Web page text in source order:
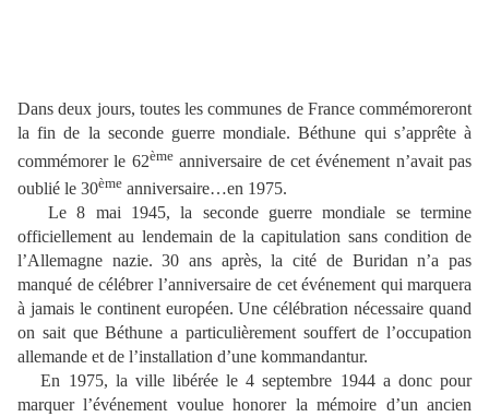
Dans deux jours, toutes les communes de France commémoreront
la fin de la seconde guerre mondiale. Béthune qui s’apprête à
commémorer le 62èmeanniversaire de cet événement n’avait pas
oublié le 30ème anniversaire…en 1975.
Le 8 mai 1945, la seconde guerre mondiale se termine
officiellement au lendemain de la capitulation sans condition de
l’Allemagne nazie. 30 ans après, la cité de Buridan n’a pas
manqué de célébrer l’anniversaire de cet événement qui marquera
à jamais le continent européen. Une célébration nécessaire quand
on sait que Béthune a particulièrement souffert de l’occupation
allemande et de l’installation d’une kommandantur.
En 1975, la ville libérée le 4 septembre 1944 a donc pour
marquer l’événement voulue honorer la mémoire d’un ancien